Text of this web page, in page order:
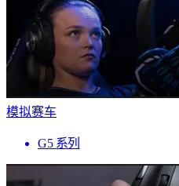
模拟赛车
G5 系列